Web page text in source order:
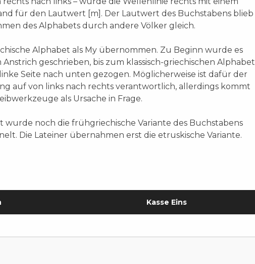
für den Lautwert [m]. Der Lautwert des Buchstabens blieb
des Alphabets durch andere Völker gleich.
Alphabet als My übernommen. Zu Beginn wurde es
geschrieben, bis zum klassisch-griechischen Alphabet
Seite nach unten gezogen. Möglicherweise ist dafür der
auf von links nach rechts verantwortlich, allerdings kommt
als Ursache in Frage.
wurde noch die frühgriechische Variante des Buchstabens
Die Lateiner übernahmen erst die etruskische Variante.
Kasse Eins